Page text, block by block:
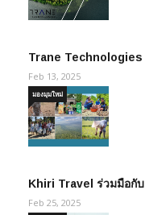
Trane
Feb 13, 2025
Khiri Travel ร่วมมือกั
มองมุมใหม่
Feb 25, 2025